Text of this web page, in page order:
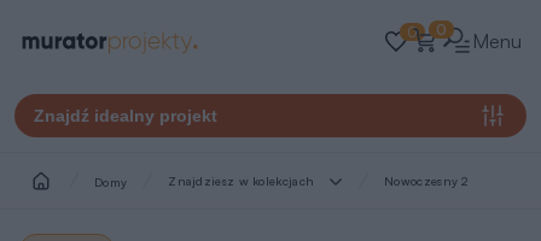
0 0 Menu
Znajdź idealny projekt
Domy Znajdziesz w kolekcjach Nowoczesny 2